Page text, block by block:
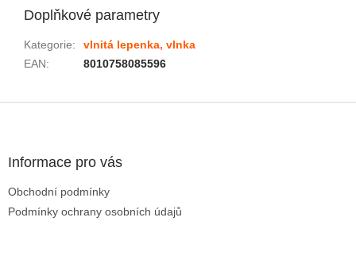
Doplňkové parametry
Kategorie:
vlnitá lepenka, vlnka
EAN: 8010758085596
Informace pro vás
Obchodní podmínky
Podmínky ochrany osobních údajů